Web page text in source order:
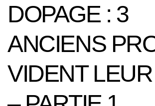
DOPAGE : 3
ANCIENS
VIDENT